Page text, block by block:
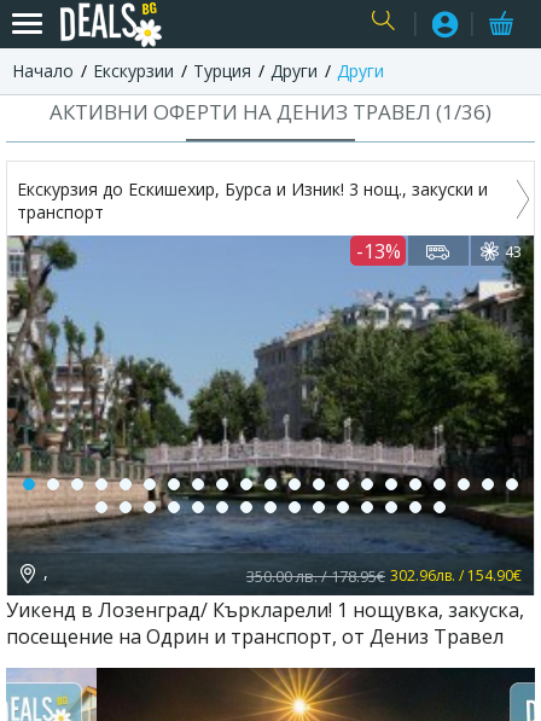
Начало Екскурзии Турция Други Други
АКТИВНИ ОФЕРТИ НА ДЕНИЗ ТРАВЕЛ (1/36)
Екскурзия до Ескишехир, Бурса и Изник! 3 нощ., закуски и
транспорт
-13% 43
, 350.00 лв. / 178.95€ 302.96лв. / 154.90€
Уикенд в Лозенград/ Къркларели! 1 нощувка, закуска,
посещение на Одрин и транспорт, от Дениз Травел